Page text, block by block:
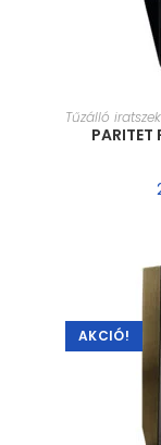
Tűzálló
AKCIÓ!